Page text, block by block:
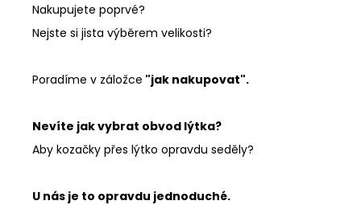
Nakupujete poprvé?
Nejste si jista výběrem velikosti?
Poradíme v záložce "jak nakupovat".
Nevíte jak vybrat obvod lýtka?
Aby kozačky přes lýtko opravdu seděly?
U nás je to opravdu jednoduché.